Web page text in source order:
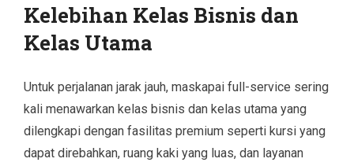
Kelebihan Kelas Bisnis dan
Kelas Utama
Untuk perjalanan jarak jauh, maskapai full-service sering
kali menawarkan kelas bisnis dan kelas utama yang
dilengkapi dengan fasilitas premium seperti kursi yang
dapat direbahkan, ruang kaki yang luas, dan layanan